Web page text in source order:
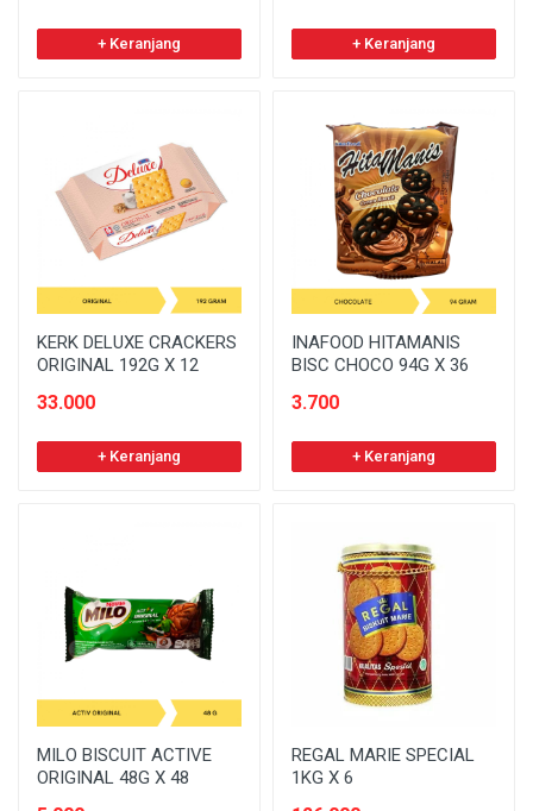
+ Keranjang + Keranjang
KERK DELUXE CRACKERS
ORIGINAL 192G X 12
33.000
+ Keranjang
INAFOOD HITAMANIS
BISC CHOCO 94G X 36
3.700
+ Keranjang
MILO BISCUIT ACTIVE
ORIGINAL 48G X 48
REGAL MARIE SPECIAL
1KG X 6